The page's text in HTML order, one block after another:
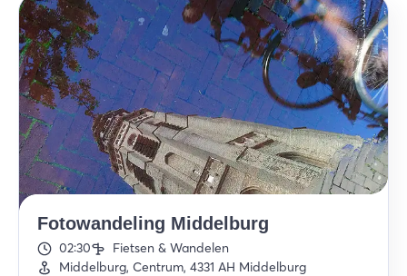
Fotowandeling Middelburg
02:30
Fietsen & Wandelen
Middelburg, Centrum, 4331 AH Middelburg